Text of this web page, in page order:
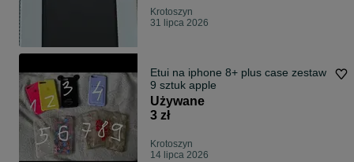
Krotoszyn
31 lipca 2026
Etui na iphone 8+ plus case zestaw
9 sztuk apple
Używane
3 zł
Krotoszyn
14 lipca 2026